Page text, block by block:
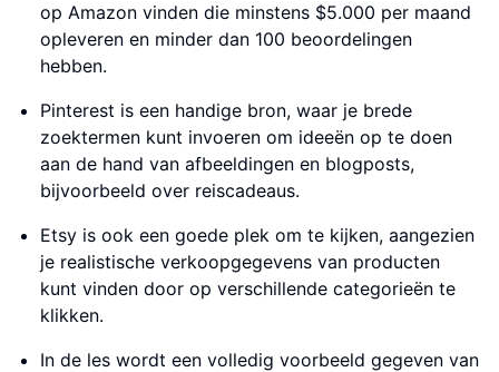
op Amazon vinden die minstens $5.000 per maand
opleveren en minder dan 100 beoordelingen
hebben.
Pinterest is een handige bron, waar je brede
zoektermen kunt invoeren om ideeën op te doen
aan de hand van afbeeldingen en blogposts,
bijvoorbeeld over reiscadeaus.
Etsy is ook een goede plek om te kijken, aangezien
je realistische verkoopgegevens van producten
kunt vinden door op verschillende categorieën te
klikken.
In de les wordt een volledig voorbeeld gegeven van